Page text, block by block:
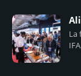
La